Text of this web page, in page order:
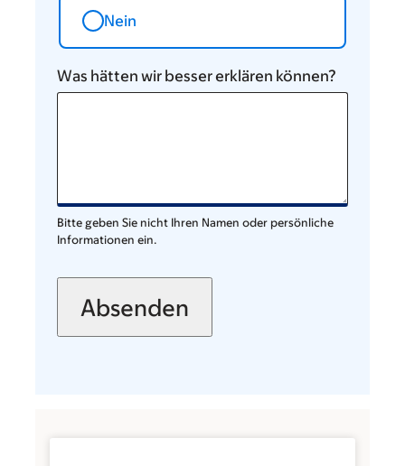
Nein
Was hätten wir besser erklären können?
Bitte geben Sie nicht Ihren Namen oder persönliche
Informationen ein.